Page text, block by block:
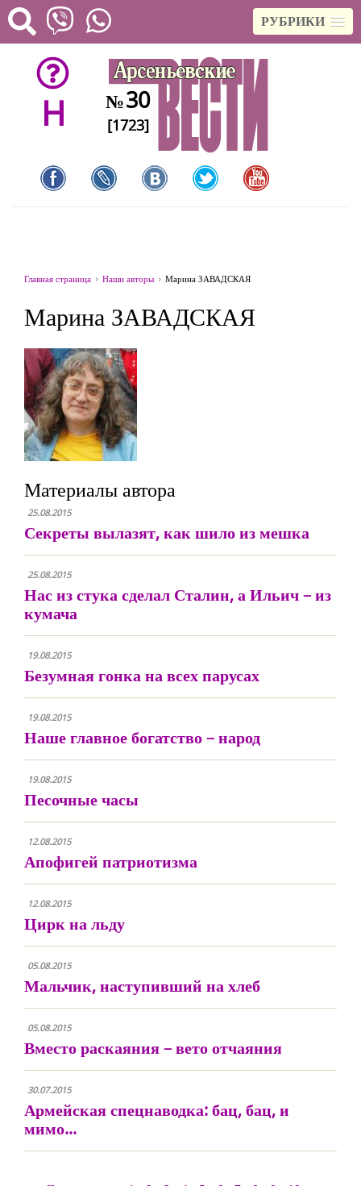
РУБРИКИ
H №30
[1723]
Главная страница Наши авторы Марина ЗАВАДСКАЯ
Марина ЗАВАДСКАЯ
Материалы автора
25.08.2015
Секреты вылазят, как шило из мешка
25.08.2015
Нас из стука сделал Сталин, а Ильич – из
кумача
19.08.2015
Безумная гонка на всех парусах
19.08.2015
Наше главное богатство – народ
19.08.2015
Песочные часы
12.08.2015
Апофигей патриотизма
12.08.2015
Цирк на льду
05.08.2015
Мальчик, наступивший на хлеб
05.08.2015
Вместо раскаяния – вето отчаяния
30.07.2015
Армейская спецнаводка: бац, бац, и
мимо...